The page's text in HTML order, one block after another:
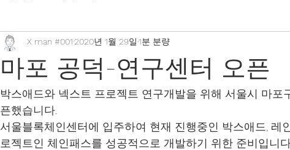
마포 공덕-연구센터 오픈
X man #0012020년 1월 29일 1분 분량
박스애드와 넥스트 프로젝트 연구개발을 위해 서울시 마포
픈했습니다.
서울블록체인센터에 입주하여 현재 진행중인 박스애드, 레
로젝트인 체인패스를 성공적으로 개발하기 위한 준비입니